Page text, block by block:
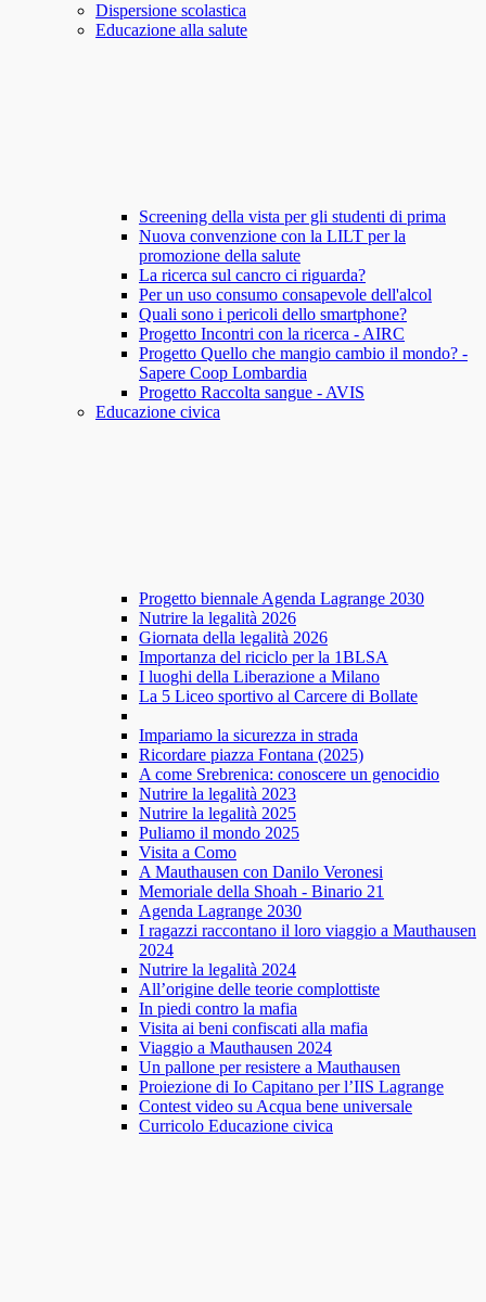
Dispersione scolastica
Educazione alla salute
Screening della vista per gli studenti di prima
Nuova convenzione con la LILT per la
promozione della salute
La ricerca sul cancro ci riguarda?
Per un uso consumo consapevole dell'alcol
Quali sono i pericoli dello smartphone?
Progetto Incontri con la ricerca - AIRC
Progetto Quello che mangio cambio il mondo? -
Sapere Coop Lombardia
Progetto Raccolta sangue - AVIS
Educazione civica
Progetto biennale Agenda Lagrange 2030
Nutrire la legalità 2026
Giornata della legalità 2026
Importanza del riciclo per la 1BLSA
I luoghi della Liberazione a Milano
La 5 Liceo sportivo al Carcere di Bollate
Impariamo la sicurezza in strada
Ricordare piazza Fontana (2025)
A come Srebrenica: conoscere un genocidio
Nutrire la legalità 2023
Nutrire la legalità 2025
Puliamo il mondo 2025
Visita a Como
A Mauthausen con Danilo Veronesi
Memoriale della Shoah - Binario 21
Agenda Lagrange 2030
I ragazzi raccontano il loro viaggio a Mauthausen
2024
Nutrire la legalità 2024
All’origine delle teorie complottiste
In piedi contro la mafia
Visita ai beni confiscati alla mafia
Viaggio a Mauthausen 2024
Un pallone per resistere a Mauthausen
Proiezione di Io Capitano per l’IIS Lagrange
Contest video su Acqua bene universale
Curricolo Educazione civica